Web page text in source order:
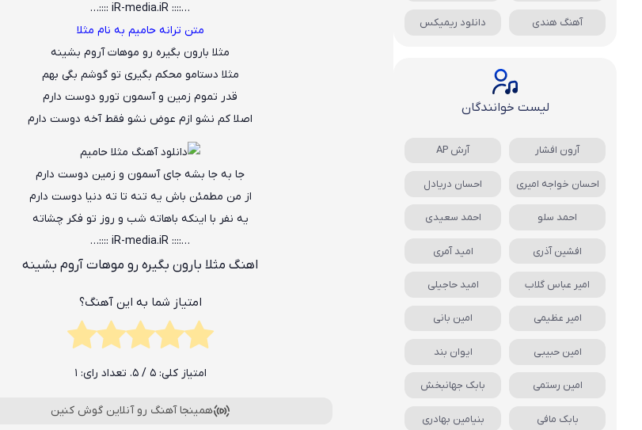
…:::: iR-media.iR ::::…
متن ترانه حامیم به نام مثلا
مثلا بارون بگیره رو موهات آروم بشینه
مثلا دستامو محکم بگیری تو گوشم بگی بهم
قدر تموم زمین و آسمون تورو دوست دارم
اصلا کم نشو ازم عوض نشو فقط آخه دوست دارم
جا به جا بشه جای آسمون و زمین دوست دارم
از من مطمئن باش یه تنه تا ته دنیا دوست دارم
یه نفر با اینکه باهاته شب و روز تو فکر چشاته
…:::: iR-media.iR ::::…
اهنگ مثلا بارون بگیره رو موهات آروم بشینه
امتیاز شما به این آهنگ؟
امتیاز کلی:5 / 5. تعداد رای: 1
همینجا آهنگ رو آنلاین گوش کنین
آهنگ هندی دانلود ریمیکس
لیست خوانندگان
آرون افشار آرش AP
احسان خواجه امیری احسان دریادل
احمد سلو احمد سعیدی
افشین آذری امید آمری
امیر عباس گلاب امید حاجیلی
امیر عظیمی امین بانی
امین حبیبی ایوان بند
امین رستمی بابک جهانبخش
بابک مافی بنیامین بهادری